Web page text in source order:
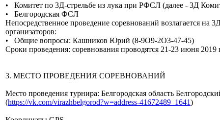
• Комитет по 3Д-стрельбе из лука при РФСЛ (далее - 3Д
• Белгородская ФСЛ
Непосредственное проведение соревнований возлагается на
организаторов:
• Общие вопросы: Кашников Юрий (8-9О9-2О3-47-45)
Сроки проведения: соревнования проводятся 21-23 июня 2019
3. МЕСТО ПРОВЕДЕНИЯ СОРЕВНОВАНИЙ
Место проведения турнира: Белгородская область
(https://vk.com/virazhbelgorod?w=address-41672489_1641)